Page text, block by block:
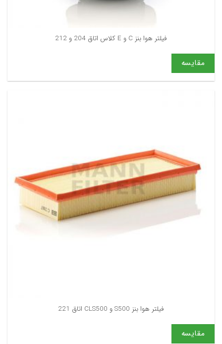
فیلتر هوا بنز C و E کلاس اتاق 204 و 212
مقایسه
فیلتر هوا بنز S500 و CLS500 اتاق 221
مقایسه